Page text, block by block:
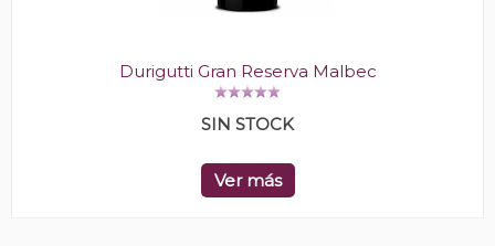
Durigutti Gran Reserva Malbec
SIN STOCK
Ver más